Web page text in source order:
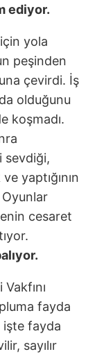
ediyor.
yola
peşinden
çevirdi. İş
olduğunu
koşmadı.
sevdiği,
yaptığının
cesaret
fayda
işte fayda
sayılır